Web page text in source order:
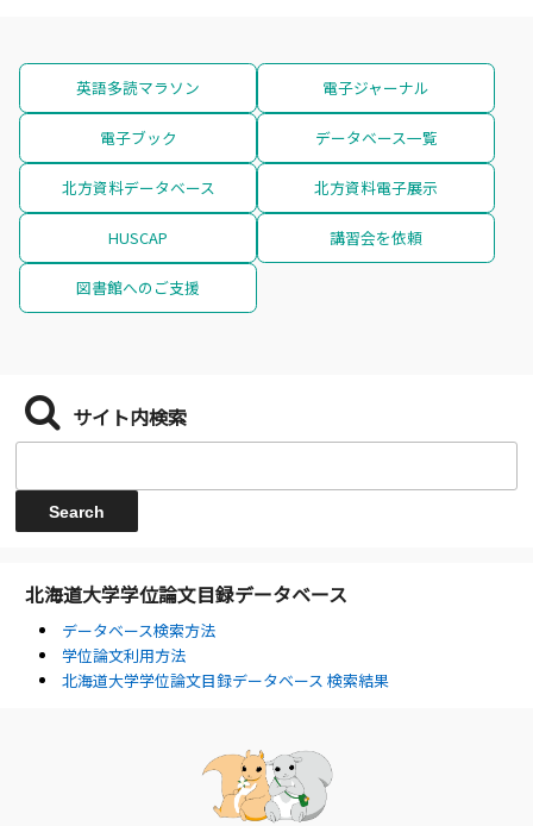
英語多読マラソン 電子ジャーナル
電子ブック データベース一覧
北方資料データベース 北方資料電子展示
HUSCAP 講習会を依頼
図書館へのご支援
サイト内検索
北海道大学学位論文目録データベース
データベース検索方法
学位論文利用方法
北海道大学学位論文目録データベース 検索結果